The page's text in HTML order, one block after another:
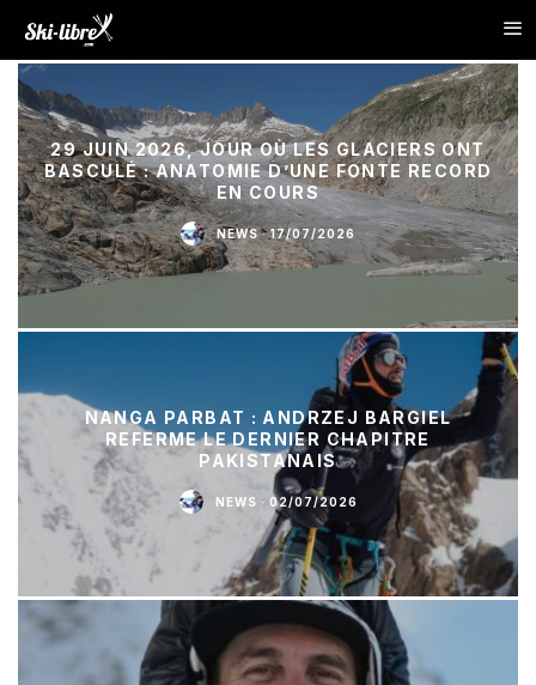
29 JUIN 2026, JOUR OÙ LES GLACIERS ONT
BASCULÉ : ANATOMIE D’UNE FONTE RECORD
EN COURS
NEWS · 17/07/2026
NANGA PARBAT : ANDRZEJ BARGIEL
REFERME LE DERNIER CHAPITRE
PAKISTANAIS
NEWS · 02/07/2026